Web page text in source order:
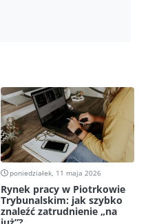
poniedziałek, 11 maja 2026
Rynek pracy w Piotrkowie
Trybunalskim: jak szybko
znaleźć zatrudnienie „na